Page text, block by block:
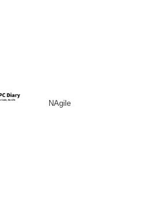
NAgile